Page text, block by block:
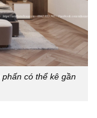
có thể kê gần